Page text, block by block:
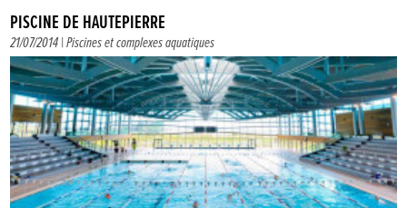
PISCINE DE HAUTEPIERRE
21/07/2014 |Piscines et complexes aquatiques